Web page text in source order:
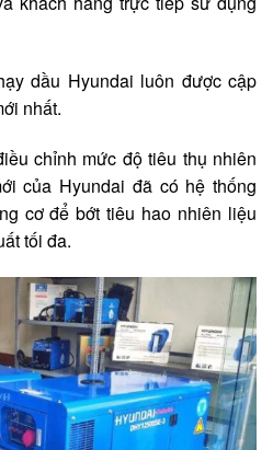
dầu Hyundai luôn được cập
nhất.
chỉnh mức độ tiêu thụ nhiên
của Hyundai đã có hệ thống
cơ để bớt tiêu hao nhiên liệu
tối đa.